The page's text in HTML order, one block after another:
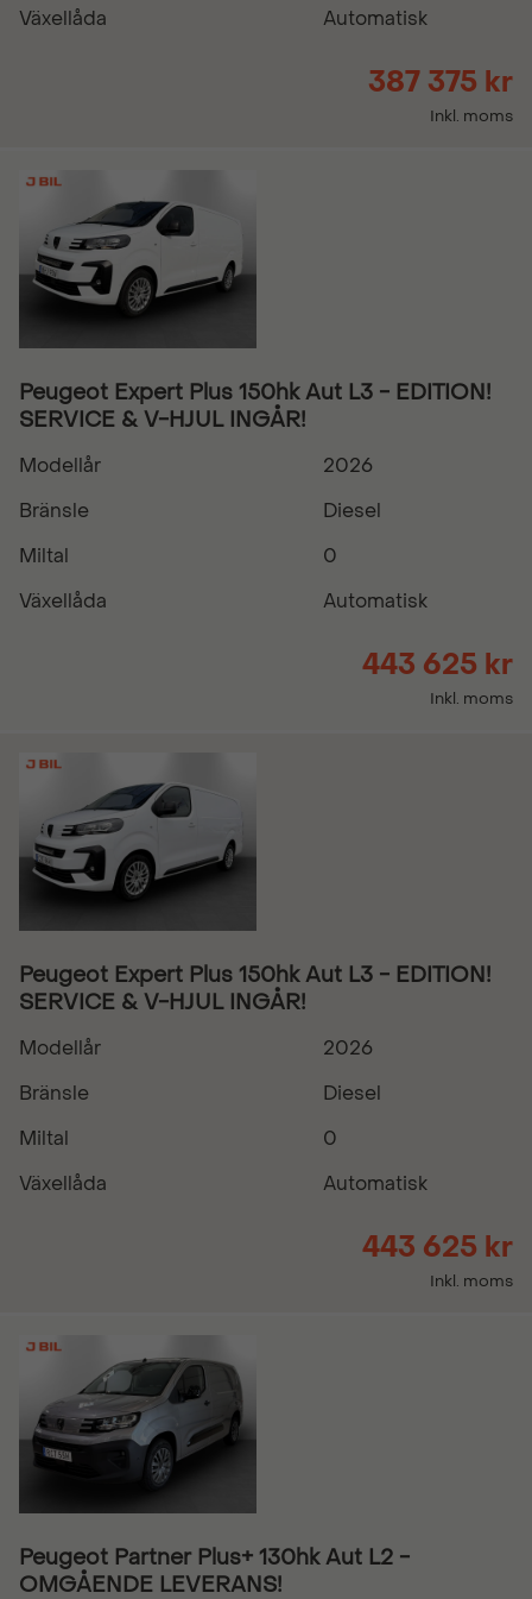
Växellåda
Automatisk
387 375 kr
Inkl. moms
Peugeot Expert Plus 150hk Aut L3 - EDITION!
SERVICE & V-HJUL INGÅR!
Modellår
2026
Bränsle
Diesel
Miltal
0
Växellåda
Automatisk
443 625 kr
Inkl. moms
Peugeot Expert Plus 150hk Aut L3 - EDITION!
SERVICE & V-HJUL INGÅR!
Modellår
2026
Bränsle
Diesel
Miltal
0
Växellåda
Automatisk
443 625 kr
Inkl. moms
Peugeot Partner Plus+ 130hk Aut L2 -
OMGÅENDE LEVERANS!